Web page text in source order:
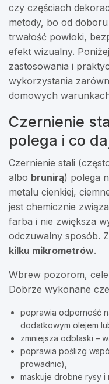
czy częściach
metody, bo od
trwałość powłoki,
efekt wizualny.
zastosowania i
wykorzystania
domowych
Czernienie
polega i co
Czernienie stali
albo brunirą) polega
metalu cienkiej,
jest chemicznie
farba i nie zwiększa
odczuwalny sposób.
kilku mikrometrów.
Wbrew pozorom,
Dobrze wykonane
poprawia odporność
dodatkowym olejem
zmniejsza odblaski –
poprawia poślizg
prowadnic),
maskuje drobne rysy i